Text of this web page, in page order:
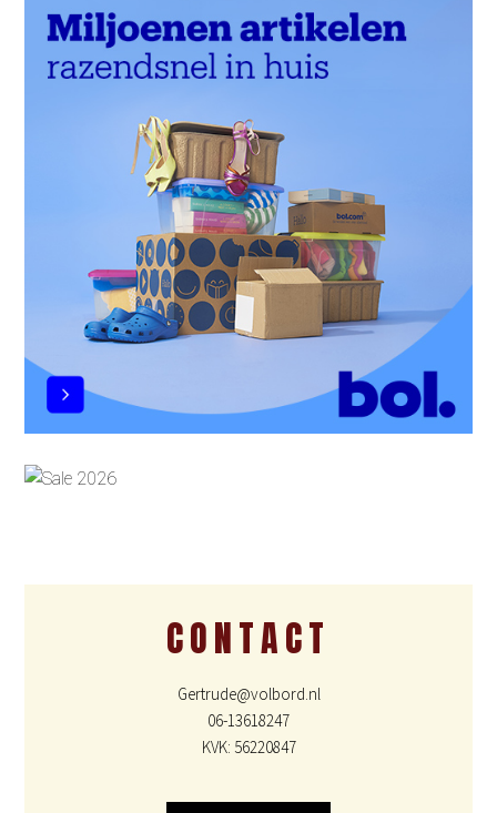
CONTACT
Gertrude@volbord.nl
06-13618247
KVK: 56220847